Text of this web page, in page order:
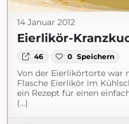
14 Januar 2012
Eierlikör-
46 0 Speichern
Von der Eierlikörtorte war
Flasche Eierlikör im
ein Rezept für einen
(...)